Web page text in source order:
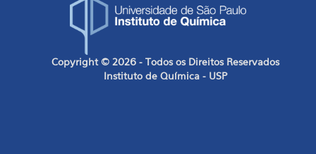
Copyright © 2026 - Todos os Direitos Reservados
Instituto de Química - USP